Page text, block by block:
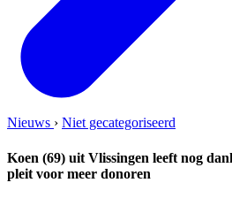
Nieuws › Niet gecategoriseerd
Koen (69) uit Vlissingen leeft nog
pleit voor meer donoren